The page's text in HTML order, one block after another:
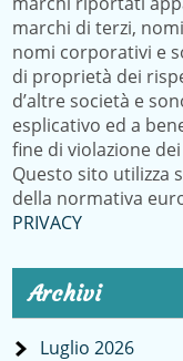
marchi di terzi,
nomi corporativi e
di proprietà dei
d’altre società e
esplicativo ed a
fine di violazione
Questo sito utilizza
della normativa
PRIVACY
Archivi
Luglio 2026